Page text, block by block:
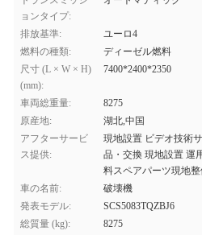
ョンタイプ:
排放基準:
ユーロ4
燃料の種類:
ディーゼル燃料
尺寸 (L × W × H)
(mm):
7400*2400*2350
車両総重量:
8275
原産地:
湖北,中国
アフターサービ
ス提供:
現地設置 ビデオ技術
品・交換 現地設置 運
料スペアパーツ現地
車の名前:
破壊機
発表モデル:
SCS5083TQZBJ6
総質量 (kg):
8275